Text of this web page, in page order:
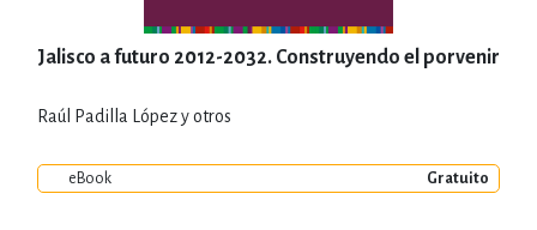
Jalisco a futuro 2012-2032. Construyendo el porvenir
Raúl Padilla López y otros
eBook Gratuito